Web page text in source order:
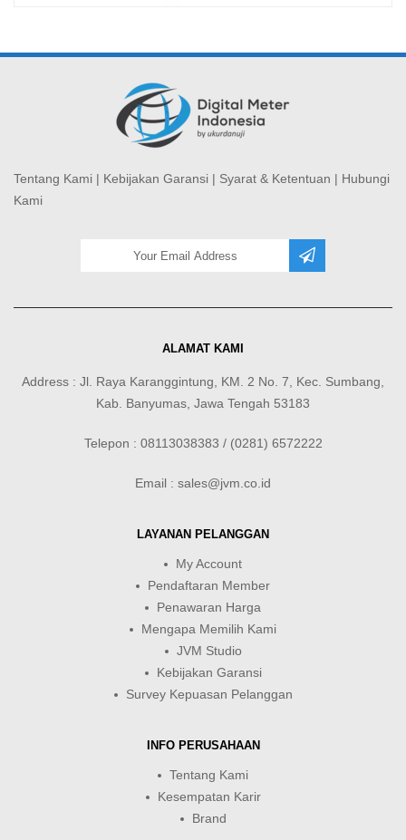
Tentang Kami | Kebijakan Garansi | Syarat & Ketentuan | Hubungi
Kami
ALAMAT KAMI
Address : Jl. Raya Karanggintung, KM. 2 No. 7, Kec. Sumbang,
Kab. Banyumas, Jawa Tengah 53183
Telepon : 08113038383 / (0281) 6572222
Email : sales@jvm.co.id
LAYANAN PELANGGAN
My Account
Pendaftaran Member
Penawaran Harga
Mengapa Memilih Kami
JVM Studio
Kebijakan Garansi
Survey Kepuasan Pelanggan
INFO PERUSAHAAN
Tentang Kami
Kesempatan Karir
Brand